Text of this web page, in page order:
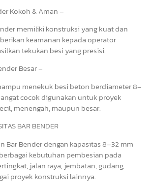
Kokoh & Aman –
memiliki konstruksi yang kuat dan
keamanan kepada operator
tekukan besi yang presisi.
Besar –
menekuk besi beton berdiameter 8–
cocok digunakan untuk proyek
menengah, maupun besar.
BAR BENDER
Bar Bender dengan kapasitas 8–32 mm
kebutuhan pembesian pada
jalan raya, jembatan, gudang,
proyek konstruksi lainnya.